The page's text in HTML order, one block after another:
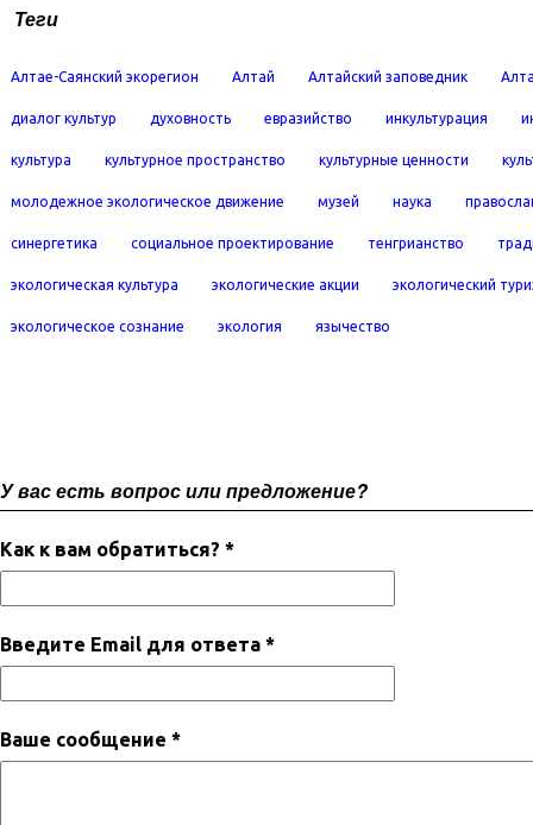
Теги
Алтае-Саянский экорегион Алтай Алтайский заповедник
диалог культур духовность евразийство инкультурация
культура культурное пространство культурные ценности
молодежное экологическое движение музей наука
синергетика социальное проектирование тенгрианство
экологическая культура экологические акции экологический
экологическое сознание экология язычество
У вас есть вопрос или предложение?
Как к вам обратиться? *
Введите Email для ответа *
Ваше сообщение *